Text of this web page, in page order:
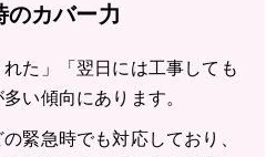
のカバー力
れた」「翌日には工事しても
い傾向にあります。
緊急時でも対応しており、